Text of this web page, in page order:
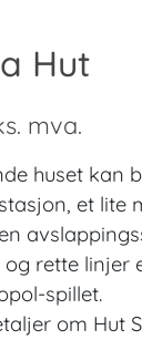
Hut
mva.
huset kan
et lite
og rette linjer
spillet.
om Hut